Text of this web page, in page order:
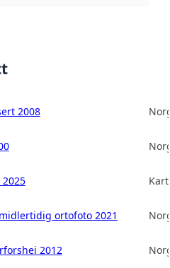
2008
ortofoto 2021
2012